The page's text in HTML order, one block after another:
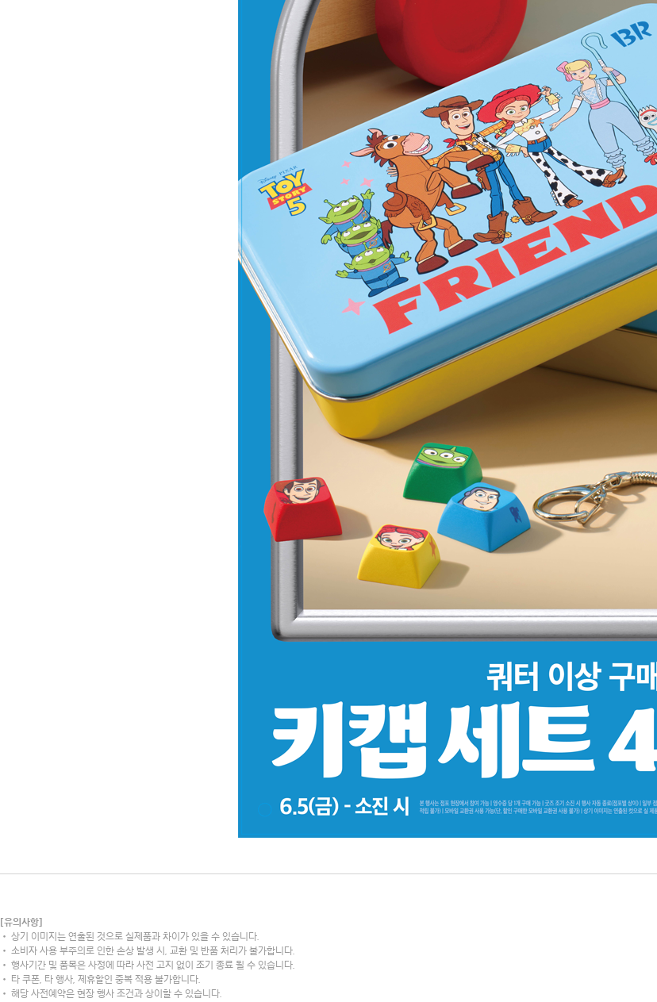
[유의사항]
• 상기 이미지는 연출된 것으로 실제품과 차이가 있을 수 있습니다.
• 소비자 사용 부주의로 인한 손상 발생 시, 교환 및 반품 처리가 불가합니다.
• 행사기간 및 품목은 사정에 따라 사전 고지 없이 조기 종료 될 수 있습니다.
• 타 쿠폰, 타 행사, 제휴할인 중복 적용 불가합니다.
• 해당 사전예약은 현장 행사 조건과 상이할 수 있습니다.